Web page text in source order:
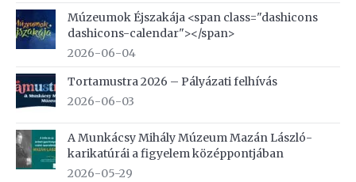
Múzeumok Éjszakája <span class="dashicons
dashicons-calendar"></span>
2026-06-04
Tortamustra 2026 – Pályázati felhívás
2026-06-03
A Munkácsy Mihály Múzeum Mazán László-
karikatúrái a figyelem középpontjában
2026-05-29